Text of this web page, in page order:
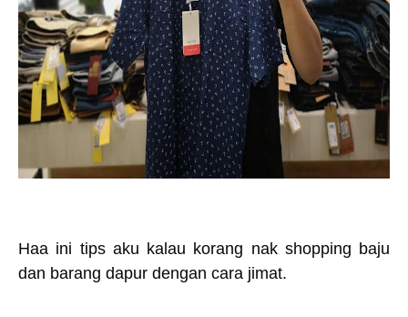
Haa ini tips aku kalau korang nak shopping baju
dan barang dapur dengan cara jimat.